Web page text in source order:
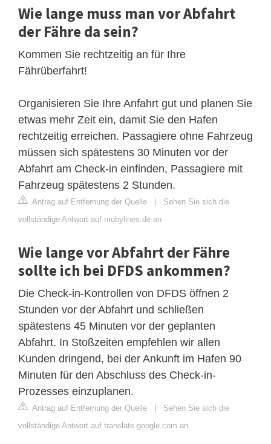
Wie lange muss man vor Abfahrt
der Fähre da sein?
Kommen Sie rechtzeitig an für Ihre
Fährüberfahrt!
Organisieren Sie Ihre Anfahrt gut und planen Sie
etwas mehr Zeit ein, damit Sie den Hafen
rechtzeitig erreichen. Passagiere ohne Fahrzeug
müssen sich spätestens 30 Minuten vor der
Abfahrt am Check-in einfinden, Passagiere mit
Fahrzeug spätestens 2 Stunden.
Antrag auf Entfernung der Quelle
Sehen Sie sich die
vollständige Antwort auf mobylines.de an
Wie lange vor Abfahrt der Fähre
sollte ich bei DFDS ankommen?
Die Check-in-Kontrollen von DFDS öffnen 2
Stunden vor der Abfahrt und schließen
spätestens 45 Minuten vor der geplanten
Abfahrt. In Stoßzeiten empfehlen wir allen
Kunden dringend, bei der Ankunft im Hafen 90
Minuten für den Abschluss des Check-in-
Prozesses einzuplanen.
Antrag auf Entfernung der Quelle
Sehen Sie sich die
vollständige Antwort auf translate.google.com an